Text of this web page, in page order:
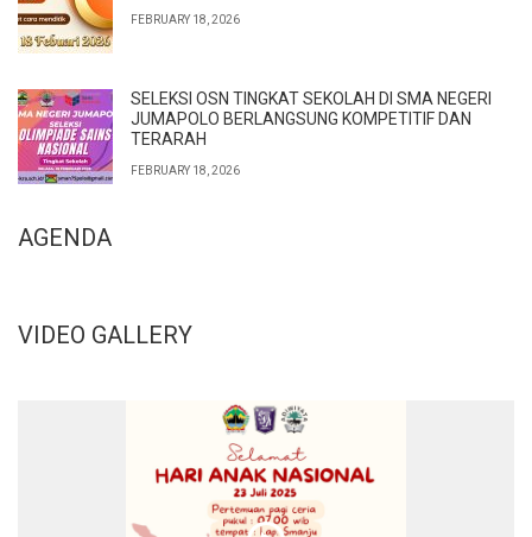
FEBRUARY 18, 2026
SELEKSI OSN TINGKAT SEKOLAH DI SMA NEGERI
JUMAPOLO BERLANGSUNG KOMPETITIF DAN
TERARAH
FEBRUARY 18, 2026
AGENDA
VIDEO GALLERY